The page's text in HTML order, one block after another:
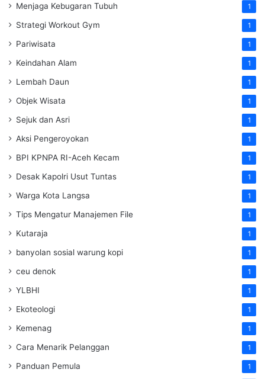
Menjaga Kebugaran Tubuh 1
Strategi Workout Gym 1
Pariwisata 1
Keindahan Alam 1
Lembah Daun 1
Objek Wisata 1
Sejuk dan Asri 1
Aksi Pengeroyokan 1
BPI KPNPA RI-Aceh Kecam 1
Desak Kapolri Usut Tuntas 1
Warga Kota Langsa 1
Tips Mengatur Manajemen File 1
Kutaraja 1
banyolan sosial warung kopi 1
ceu denok 1
YLBHI 1
Ekoteologi 1
Kemenag 1
Cara Menarik Pelanggan 1
Panduan Pemula 1